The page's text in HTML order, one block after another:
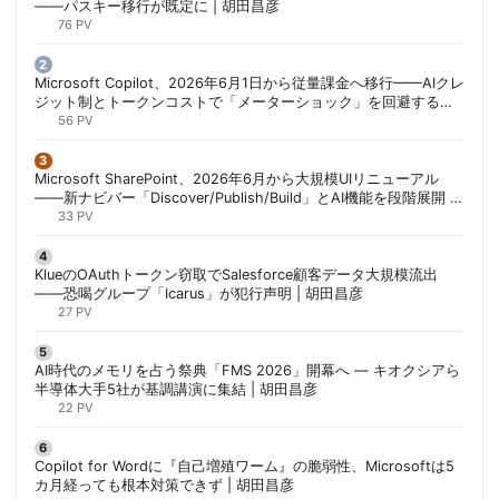
——パスキー移行が既定に | 胡田昌彦
76 PV
Microsoft Copilot、2026年6月1日から従量課金へ移行——AIクレ
ジット制とトークンコストで「メーターショック」を回避する方
法 | 胡田昌彦
56 PV
Microsoft SharePoint、2026年6月から大規模UIリニューアル
——新ナビバー「Discover/Publish/Build」とAI機能を段階展開 |
胡田昌彦
33 PV
KlueのOAuthトークン窃取でSalesforce顧客データ大規模流出
——恐喝グループ「Icarus」が犯行声明 | 胡田昌彦
27 PV
AI時代のメモリを占う祭典「FMS 2026」開幕へ ― キオクシアら
半導体大手5社が基調講演に集結 | 胡田昌彦
22 PV
Copilot for Wordに『自己増殖ワーム』の脆弱性、Microsoftは5
カ月経っても根本対策できず | 胡田昌彦